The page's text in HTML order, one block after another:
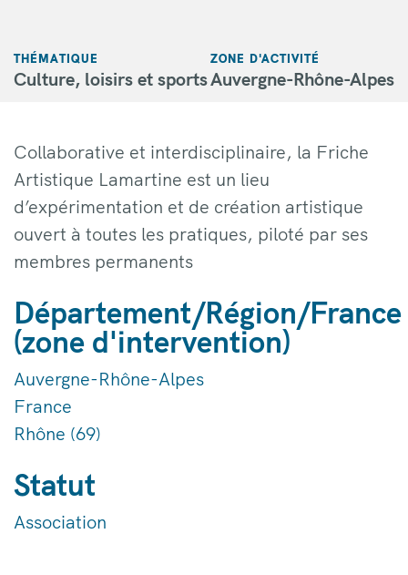
THÉMATIQUE
Culture, loisirs et sports
ZONE D'ACTIVITÉ
Auvergne-Rhône-Alpes
Collaborative et interdisciplinaire, la Friche
Artistique Lamartine est un lieu
d’expérimentation et de création artistique
ouvert à toutes les pratiques, piloté par ses
membres permanents
Département/Région/France
(zone d'intervention)
Auvergne-Rhône-Alpes
France
Rhône (69)
Statut
Association